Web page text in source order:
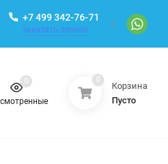
+7 499 342-76-71
заказать звонок
0 0
Корзина
Пусто